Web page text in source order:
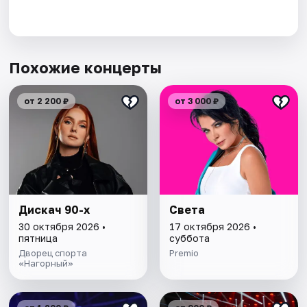
Похожие концерты
от 2 200 ₽
Дискач 90-х
30 октября 2026 •
пятница
Дворец спорта
«Нагорный»
от 3 000 ₽
Света
17 октября 2026 •
суббота
Premio